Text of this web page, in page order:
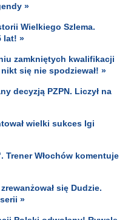
»
Wielkiego Szlema.
lat! »
zamkniętych kwalifikacji
się nie spodziewał! »
decyzją PZPN. Liczył na
wielki sukces Igi
Trener Włochów komentuje
się Dudzie.
»